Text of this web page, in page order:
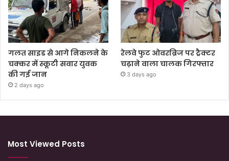
गलत साइड से आगे निकलने के
चक्कर में स्कूटी सवार युवक
की गई जान
2 days ago
रेलवे फुट ओवरब्रिज पर ट्रैक्टर
चढ़ाने वाला चालक गिरफ्तार
3 days ago
Most Viewed Posts